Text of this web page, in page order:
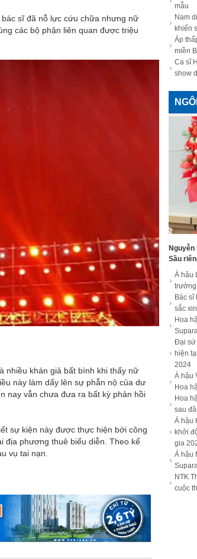
sĩ đã nỗ lực cứu chữa nhưng nữ
các bộ phận liên quan được triệu
nhiều khán giả bất bình khi thấy nữ
này làm dấy lên sự phẫn nộ của dư
nay vẫn chưa đưa ra bất kỳ phản hồi
sự kiện này được thực hiện bởi công
địa phương thuê biểu diễn. Theo kế
vụ tai nạn.
mẫu
Nam
khiến
Áp
miền
Ca sĩ
show
Nguyễn
Sầu
Á hậu
trưởng
Bác sĩ
sắc
Hoa
Đại sứ
hiện
2024
Á hậu
Hoa
Hoa
sau
Á hậu
khởi
gia
Á hậu
NTK
cuộc